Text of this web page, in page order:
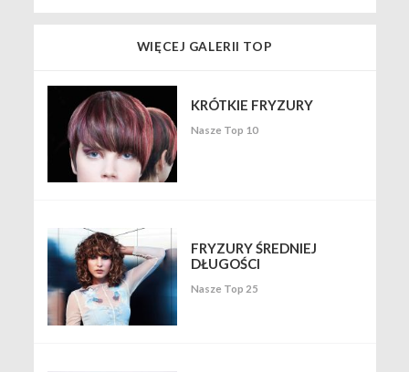
WIĘCEJ GALERII TOP
KRÓTKIE FRYZURY
Nasze Top 10
FRYZURY ŚREDNIEJ
DŁUGOŚCI
Nasze Top 25